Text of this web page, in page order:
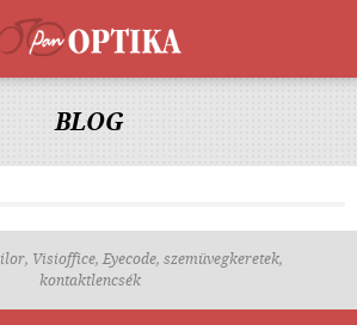
BLOG
Visioffice, Eyecode, szemüvegkeretek,
kontaktlencsék